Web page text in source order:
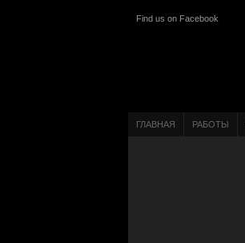
Find us on Facebook
ГЛАВНАЯ РАБОТЫ